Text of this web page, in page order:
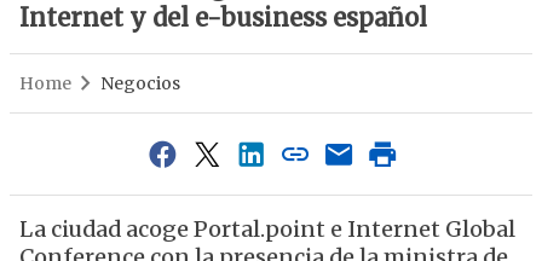
Internet y del e-business español
Home Negocios
La ciudad acoge Portal.point e Internet Global